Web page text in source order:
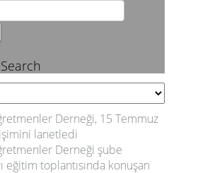
Derneği, 15 Temmuz
lanetledi
Derneği şube
eğitim toplantısında konuşan